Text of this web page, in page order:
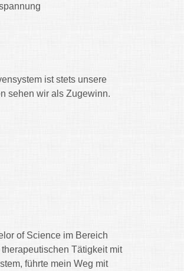
ist stets unsere
sehen wir als Zugewinn.
of Science im Bereich
Tätigkeit mit
führte mein Weg mit